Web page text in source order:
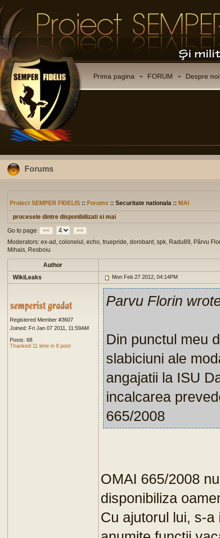
Prima pagina FORUM Despre noi
Forums
Proiect SEMPER FIDELIS :: Forums :: Securitate nationala :: MAI
procesele dintre disponibilizati si mai
Go to page
<<
>>
Moderators: ex-ad, colonelul, echo, truepride, dorobant, spk, Radu89, Pârvu
Mihais, Resboiu
Author
WikiLeaks
Mon Feb 27 2012, 04:14PM
Registered Member #3607
Joined: Fri Jan 07 2011, 11:59AM
Posts: 68
Thanked 11 time in 8 post
Parvu Florin
Din punctul meu
slabiciuni ale
angajatii la ISU
incalcarea
665/2008
OMAI 665/2008
disponibiliza
Cu ajutorul lui, s-